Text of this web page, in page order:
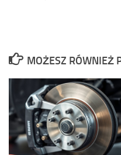
MOŻESZ RÓWNIEŻ